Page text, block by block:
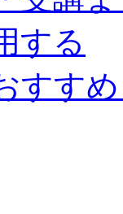
する
すす